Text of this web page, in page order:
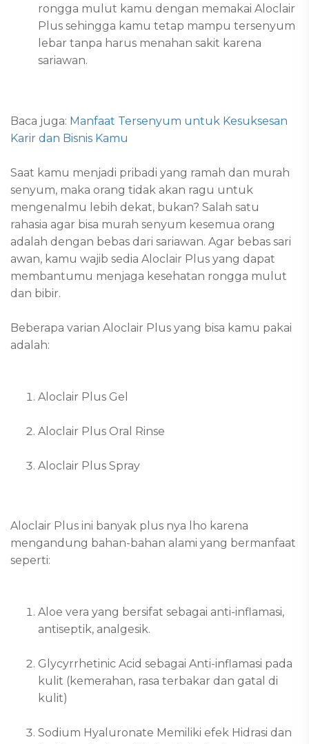
rongga mulut kamu dengan memakai Aloclair
Plus sehingga kamu tetap mampu tersenyum
lebar tanpa harus menahan sakit karena
sariawan.
Baca juga: Manfaat Tersenyum untuk Kesuksesan
Karir dan Bisnis Kamu
Saat kamu menjadi pribadi yang ramah dan murah
senyum, maka orang tidak akan ragu untuk
mengenalmu lebih dekat, bukan? Salah satu
rahasia agar bisa murah senyum kesemua orang
adalah dengan bebas dari sariawan. Agar bebas sari
awan, kamu wajib sedia Aloclair Plus yang dapat
membantumu menjaga kesehatan rongga mulut
dan bibir.
Beberapa varian Aloclair Plus yang bisa kamu pakai
adalah:
Aloclair Plus Gel
Aloclair Plus Oral Rinse
Aloclair Plus Spray
Aloclair Plus ini banyak plus nya lho karena
mengandung bahan-bahan alami yang bermanfaat
seperti:
Aloe vera yang bersifat sebagai anti-inflamasi,
antiseptik, analgesik.
Glycyrrhetinic Acid sebagai Anti-inflamasi pada
kulit (kemerahan, rasa terbakar dan gatal di
kulit)
Sodium Hyaluronate Memiliki efek Hidrasi dan